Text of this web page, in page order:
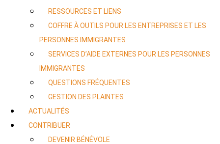
RESSOURCES ET LIENS
COFFRE À OUTILS POUR LES ENTREPRISES ET LES
PERSONNES IMMIGRANTES
SERVICES D’AIDE EXTERNES POUR LES PERSONNES
IMMIGRANTES
QUESTIONS FRÉQUENTES
GESTION DES PLAINTES
ACTUALITÉS
CONTRIBUER
DEVENIR BÉNÉVOLE